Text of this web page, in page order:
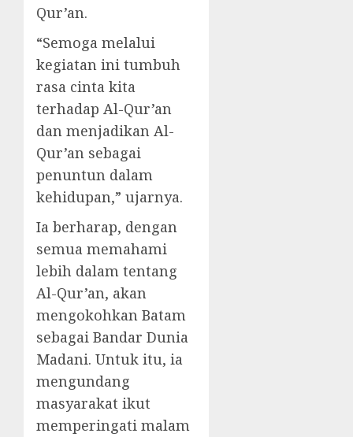
Qur’an.
“Semoga melalui
kegiatan ini tumbuh
rasa cinta kita
terhadap Al-Qur’an
dan menjadikan Al-
Qur’an sebagai
penuntun dalam
kehidupan,” ujarnya.
Ia berharap, dengan
semua memahami
lebih dalam tentang
Al-Qur’an, akan
mengokohkan Batam
sebagai Bandar Dunia
Madani. Untuk itu, ia
mengundang
masyarakat ikut
memperingati malam